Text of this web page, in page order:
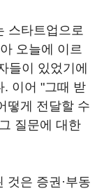
스타트업으로
오늘에 이르
들이 있었기에
. 이어 "그때 받
떻게 전달할 수
질문에 대한
것은 증권·부동